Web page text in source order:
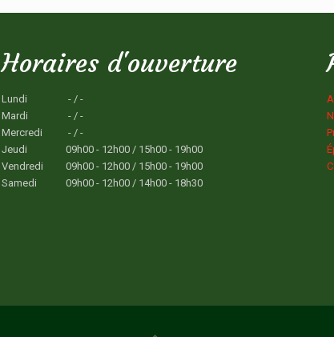
Horaires d'ouverture
Lundi
- / -
Mardi
- / -
Mercredi
- / -
Jeudi
09h00 - 12h00 / 15h00 - 19h00
Vendredi
09h00 - 12h00 / 15h00 - 19h00
Samedi
09h00 - 12h00 / 14h00 - 18h30